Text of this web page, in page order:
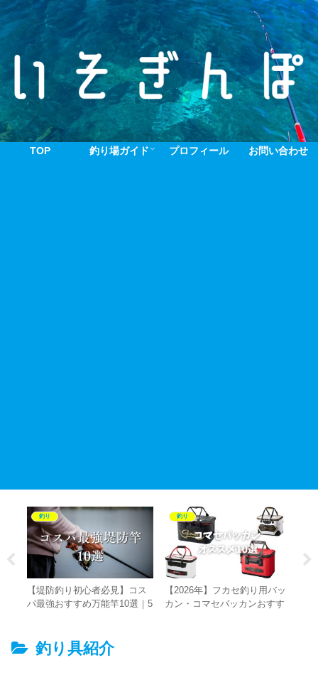
TOP 釣り場ガイド プロフィール お問い合わせ
釣り
【堤防釣り初心者必見】コス
パ最強おすすめ万能竿10選｜5
泳がせ・小物釣りに最適な堤
防釣り竿・ロッドとは？
釣り
【2026年】フカセ釣り用バッ
カン・コマセバッカンおすす
釣り具紹介